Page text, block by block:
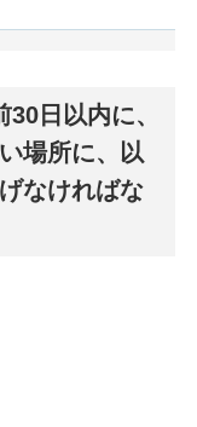
日以内に、
場所に、以
なければな